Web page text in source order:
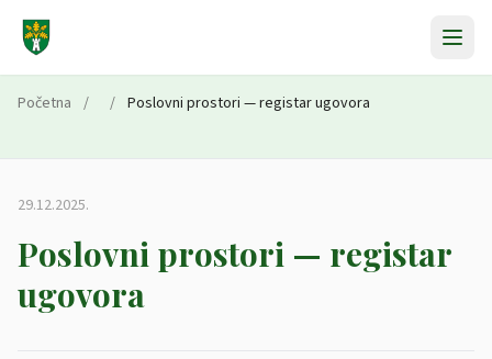
Početna / / Poslovni prostori — registar ugovora
29.12.2025.
Poslovni prostori — registar
ugovora